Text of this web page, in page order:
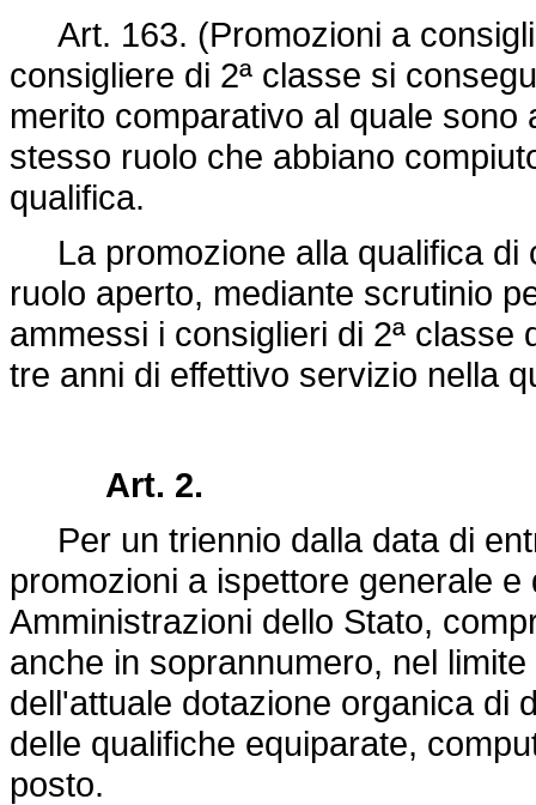
Art. 163. (Promozioni a
consigliere di 2ª classe si
merito comparativo al quale sono
stesso ruolo che abbiano
qualifica.
La promozione alla qualifica di
ruolo aperto, mediante scrutinio
ammessi i consiglieri di 2ª
tre anni di effettivo servizio nella
Art. 2.
Per un triennio dalla data di
promozioni a ispettore generale
Amministrazioni dello Stato,
anche in soprannumero, nel
dell'attuale dotazione organica di
delle qualifiche equiparate,
posto.